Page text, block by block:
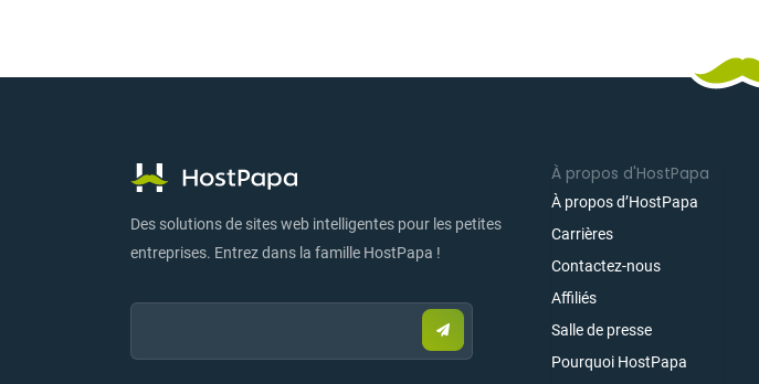
Des solutions de sites web intelligentes pour les petites
entreprises. Entrez dans la famille HostPapa !
Email:
Envoyez
un
mail
À propos d'HostPapa
À propos d’HostPapa
Carrières
Contactez-nous
Affiliés
Salle de presse
Pourquoi HostPapa